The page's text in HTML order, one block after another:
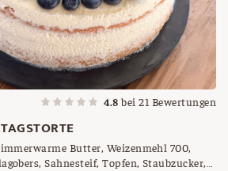
4.8 bei21 Bewertungen
Butter, Weizenmehl 700,
Sahnesteif, Topfen, Staubzucker,